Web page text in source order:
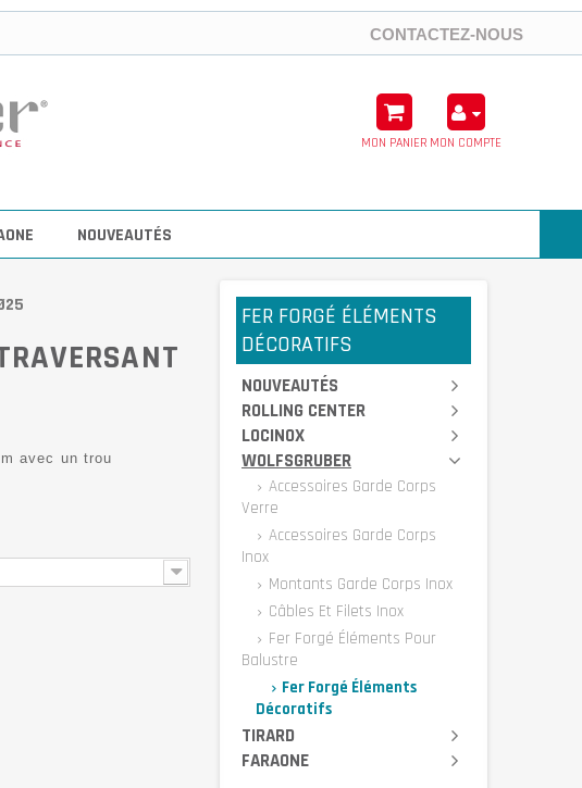
CONTACTEZ-NOUS
MON PANIER
NOUVEAUTÉS
MON COMPTE
avec un trou
FER FORGÉ ÉLÉMENTS
DÉCORATIFS
NOUVEAUTÉS
ROLLING CENTER
LOCINOX
WOLFSGRUBER
Accessoires Garde Corps
Verre
Accessoires Garde Corps
Inox
Montants Garde Corps Inox
Câbles Et Filets Inox
Fer Forgé Éléments Pour
Balustre
Fer Forgé Éléments
Décoratifs
TIRARD
FARAONE